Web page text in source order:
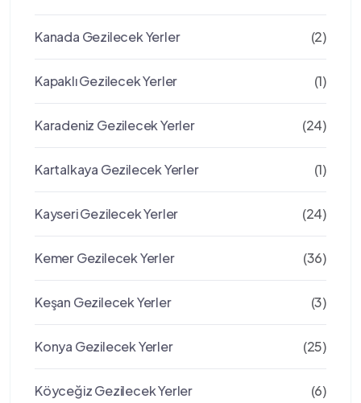
Kanada Gezilecek Yerler (2)
Kapaklı Gezilecek Yerler (1)
Karadeniz Gezilecek Yerler (24)
Kartalkaya Gezilecek Yerler (1)
Kayseri Gezilecek Yerler (24)
Kemer Gezilecek Yerler (36)
Keşan Gezilecek Yerler (3)
Konya Gezilecek Yerler (25)
Köyceğiz Gezilecek Yerler (6)